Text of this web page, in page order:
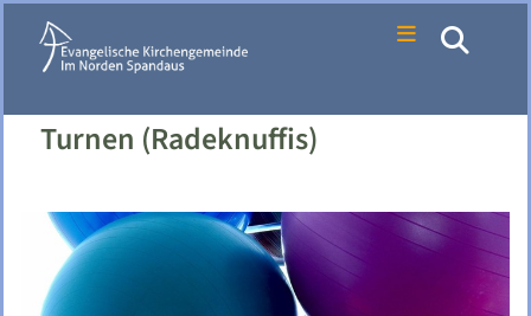
Turnen (Radeknuffis)